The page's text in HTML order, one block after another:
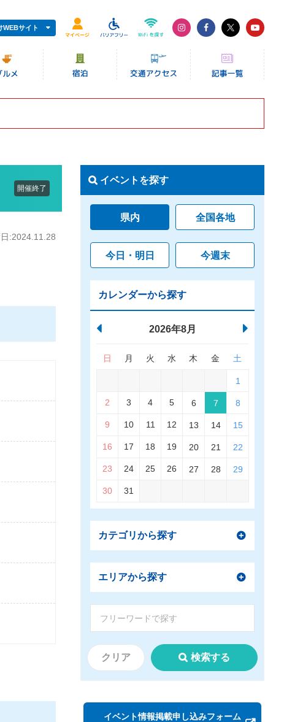
WEBサイト
開催終了
:2024.11.28
イベントを探す
県内 全国各地
今日・明日 今週末
カレンダーから探す
2026年8月
日 月 火 水 木 金 土
1
2 3 4 5 6 7 8
9 10 11 12 13 14 15
16 17 18 19 20 21 22
23 24 25 26 27 28 29
30 31
カテゴリから探す
エリアから探す
クリア 検索する
イベント情報掲載申し込みフォーム